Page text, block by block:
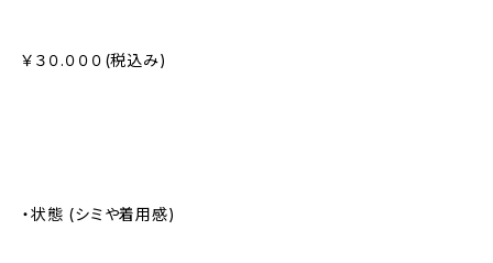
￥３０.０００(税込み)
・状態 (シミや着用感)